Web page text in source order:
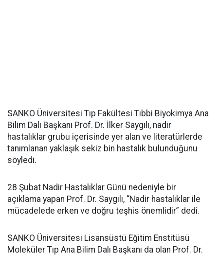
SANKO Üniversitesi Tıp Fakültesi Tıbbi Biyokimya Ana
Bilim Dalı Başkanı Prof. Dr. İlker Saygılı, nadir
hastalıklar grubu içerisinde yer alan ve literatürlerde
tanımlanan yaklaşık sekiz bin hastalık bulunduğunu
söyledi.
28 Şubat Nadir Hastalıklar Günü nedeniyle bir
açıklama yapan Prof. Dr. Saygılı, “Nadir hastalıklar ile
mücadelede erken ve doğru teşhis önemlidir” dedi.
SANKO Üniversitesi Lisansüstü Eğitim Enstitüsü
Moleküler Tıp Ana Bilim Dalı Başkanı da olan Prof. Dr.